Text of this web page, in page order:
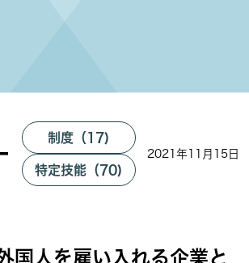
制度（17)
特定技能（70)
2021年11月15日
国人を雇い入れる企業と